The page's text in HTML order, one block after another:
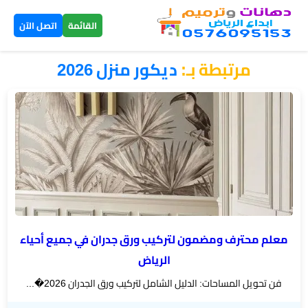
القائمة اتصل الآن ×
داخلية
الرياض
دهانات
خارجية
الرياض
بديل
مرتبطة بـ:ديكور منزل 2026
معلم محترف ومضمون لتركيب ورق جدران في جميع أحياء
الرياض
فن تحويل المساحات: الدليل الشامل لتركيب ورق الجدران 2026�...